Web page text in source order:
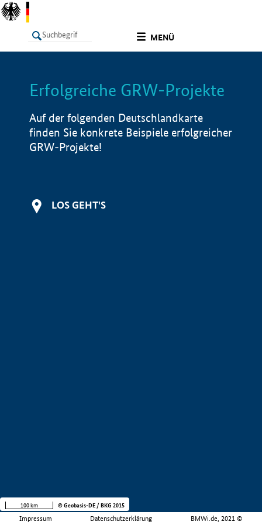
MENÜ
LISTE Info
Erfolgreiche GRW-Projekte
Auf der folgenden Deutschlandkarte
finden Sie konkrete Beispiele erfolgreicher
GRW-Projekte!
LOS GEHT'S
Impressum Datenschutzerklärung BMWi.de, 2021 ©
100 km © Geobasis-DE / BKG 2015